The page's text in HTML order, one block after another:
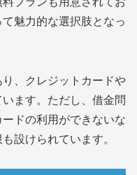
魅力的な選択肢となっ
、クレジットカードや
ます。ただし、借金問
ドの利用ができないな
設けられています。